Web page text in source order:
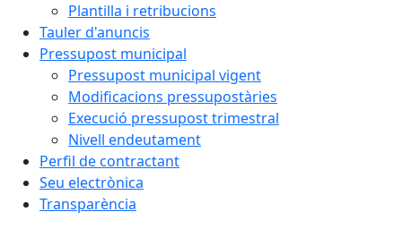
Plantilla i retribucions
Tauler d'anuncis
Pressupost municipal
Pressupost municipal vigent
Modificacions pressupostàries
Execució pressupost trimestral
Nivell endeutament
Perfil de contractant
Seu electrònica
Transparència